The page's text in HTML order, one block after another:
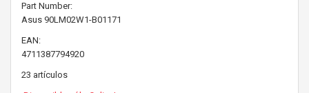
Part Number:
Asus 90LM02W1-B01171
EAN:
4711387794920
23 artículos